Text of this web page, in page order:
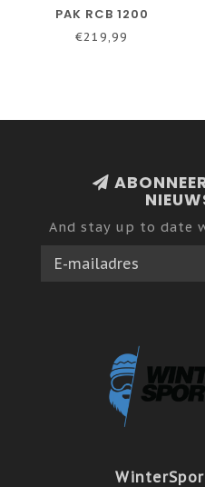
PAK RCB 1200
€219,99
And stay up to date